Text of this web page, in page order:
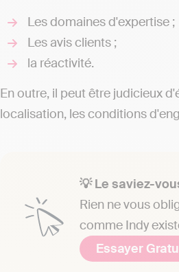
Les domaines d'expertise ;
Les avis clients ;
la réactivité.
En outre, il peut être judicieux
localisation, les conditions
💡 Le saviez-
Rien ne vous
comme Indy
Essayer